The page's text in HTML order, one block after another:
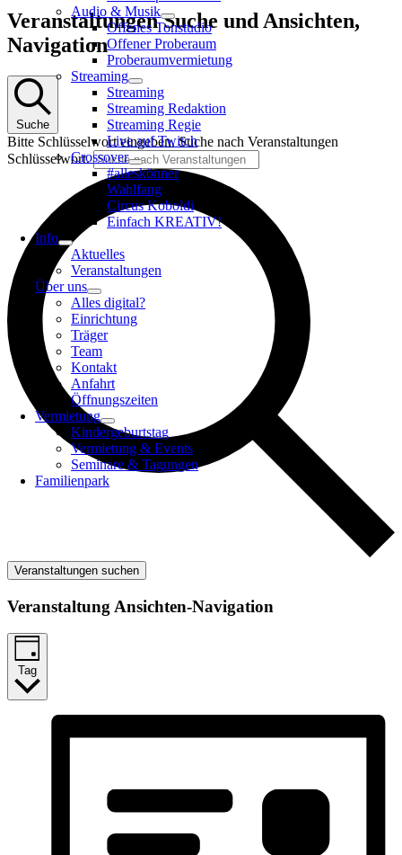
Audio & Musik
Offenes Tonstudio
Offener Proberaum
Proberaumvermietung
Streaming
Streaming
Streaming Redaktion
Streaming Regie
Live auf Twitch
Crossover
#alleskönner
Wahlfang
Circus Koboldi
Einfach KREATIV!
Info
Aktuelles
Veranstaltungen
Über uns
Alles digital?
Einrichtung
Träger
Team
Kontakt
Anfahrt
Öffnungszeiten
Vermietung
Kindergeburtstag
Vermietung & Events
Seminare & Tagungen
Familienpark
Veranstaltungen
für
11.
Oktober
2025
Veranstaltungen Suche und Ansichten,
Navigation
Suche
Bitte Schlüsselwort eingeben. Suche nach Veranstaltungen
Schlüsselwort.
Veranstaltungen suchen
Veranstaltung Ansichten-Navigation
Tag